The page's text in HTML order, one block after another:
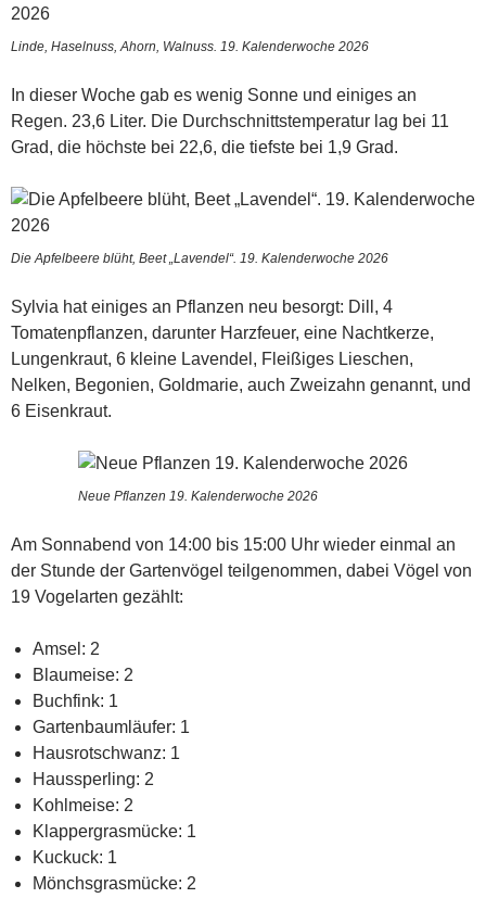
Linde, Haselnuss, Ahorn, Walnuss. 19. Kalenderwoche 2026
In dieser Woche gab es wenig Sonne und einiges an
Regen. 23,6 Liter. Die Durchschnittstemperatur lag bei 11
Grad, die höchste bei 22,6, die tiefste bei 1,9 Grad.
Die Apfelbeere blüht, Beet „Lavendel“. 19. Kalenderwoche 2026
Sylvia hat einiges an Pflanzen neu besorgt: Dill, 4
Tomatenpflanzen, darunter Harzfeuer, eine Nachtkerze,
Lungenkraut, 6 kleine Lavendel, Fleißiges Lieschen,
Nelken, Begonien, Goldmarie, auch Zweizahn genannt, und
6 Eisenkraut.
Neue Pflanzen 19. Kalenderwoche 2026
Am Sonnabend von 14:00 bis 15:00 Uhr wieder einmal an
der Stunde der Gartenvögel teilgenommen, dabei Vögel von
19 Vogelarten gezählt:
Amsel: 2
Blaumeise: 2
Buchfink: 1
Gartenbaumläufer: 1
Hausrotschwanz: 1
Haussperling: 2
Kohlmeise: 2
Klappergrasmücke: 1
Kuckuck: 1
Mönchsgrasmücke: 2